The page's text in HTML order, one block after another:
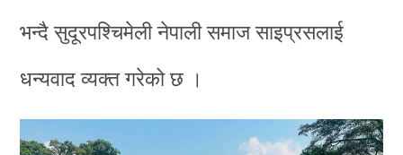
भन्दै सुदूरपश्चिमेली नेपाली समाज साइप्रसलाई
धन्यवाद व्यक्त गरेको छ ।